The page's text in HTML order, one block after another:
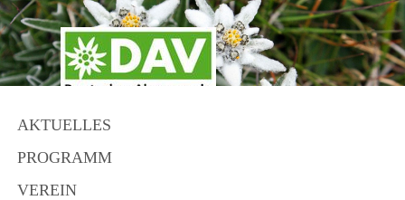
AKTUELLES
PROGRAMM
VEREIN